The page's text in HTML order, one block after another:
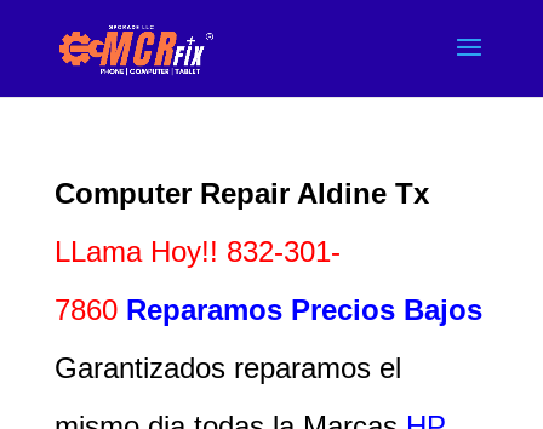
Computer Repair Aldine Tx
LLama Hoy!! 832-301-
7860 Reparamos Precios Bajos
Garantizados reparamos el